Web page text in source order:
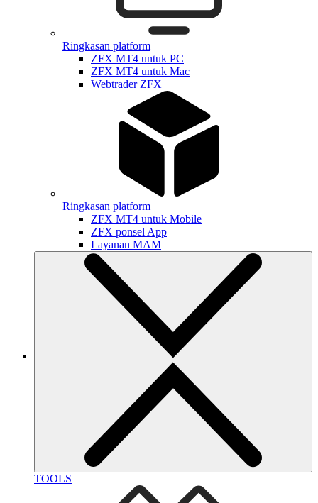
Ringkasan platform
ZFX MT4 untuk PC
ZFX MT4 untuk Mac
Webtrader ZFX
Ringkasan platform
ZFX MT4 untuk Mobile
ZFX ponsel App
Layanan MAM
TOOLS